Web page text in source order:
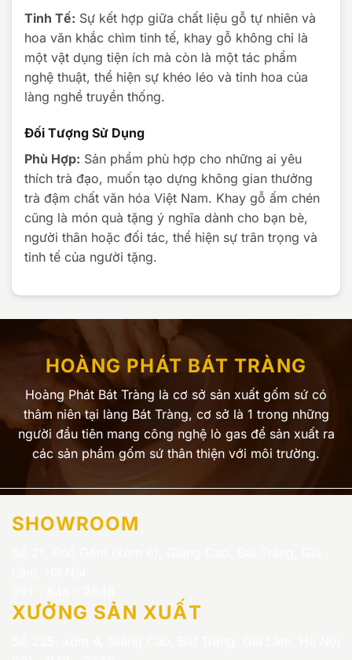
Tinh Tế: Sự kết hợp giữa chất liệu gỗ tự nhiên và
hoa văn khắc chìm tinh tế, khay gỗ không chỉ là
một vật dụng tiện ích mà còn là một tác phẩm
nghệ thuật, thể hiện sự khéo léo và tinh hoa của
làng nghề truyền thống.
Đối Tượng Sử Dụng
Phù Hợp: Sản phẩm phù hợp cho những ai yêu
thích trà đạo, muốn tạo dựng không gian thưởng
trà đậm chất văn hóa Việt Nam. Khay gỗ ấm chén
cũng là món quà tặng ý nghĩa dành cho bạn bè,
người thân hoặc đối tác, thể hiện sự trân trọng và
tinh tế của người tặng.
HOÀNG PHÁT BÁT TRÀNG
Hoàng Phát Bát Tràng là cơ sở sản xuất gốm sứ có
thâm niên tại làng Bát Tràng, cơ sở là 1 trong những
người đầu tiên mang công nghệ lò gas để sản xuất ra
các sản phẩm gốm sứ thân thiện với môi trường.
SHOWROOM
XƯỞNG SẢN XUẤT